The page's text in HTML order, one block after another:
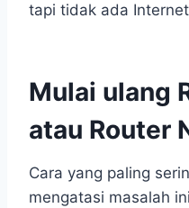
tapi tidak ada
Mulai ulang
atau Router
Cara yang paling
mengatasi masalah